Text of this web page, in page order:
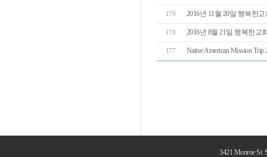
179 2016년 11월 20일 행복한교
178 2016년 8월 21일 행복한교
177 Native American Mission
3421 Monroe St.